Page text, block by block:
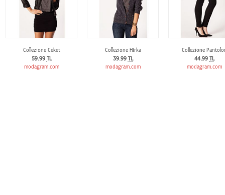
Collezione Ceket
59.99 TL
modagram.com
Collezione Hırka
39.99 TL
modagram.com
Collezione
44.99 TL
modagram.com